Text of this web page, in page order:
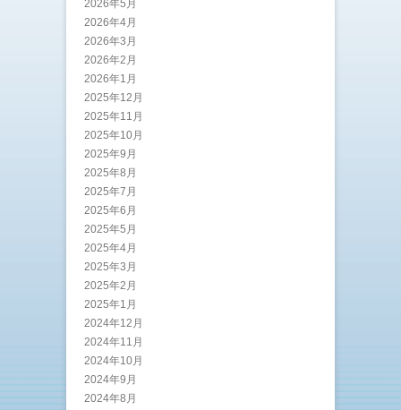
2026年5月
2026年4月
2026年3月
2026年2月
2026年1月
2025年12月
2025年11月
2025年10月
2025年9月
2025年8月
2025年7月
2025年6月
2025年5月
2025年4月
2025年3月
2025年2月
2025年1月
2024年12月
2024年11月
2024年10月
2024年9月
2024年8月